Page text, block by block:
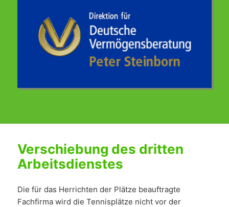
Verschiebung des dritten
Arbeitsdienstes
Die für das Herrichten der Plätze beauftragte
Fachfirma wird die Tennisplätze nicht vor der